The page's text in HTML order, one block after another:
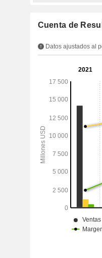
Cuenta de
Datos ajustados al